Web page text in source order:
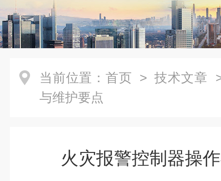
当前位置： 首页 > 技术文章
与维护要点
火灾报警控制器操